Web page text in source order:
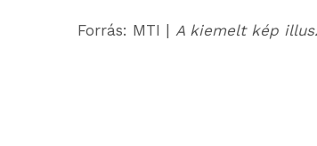
Forrás: MTI | A kiemelt kép